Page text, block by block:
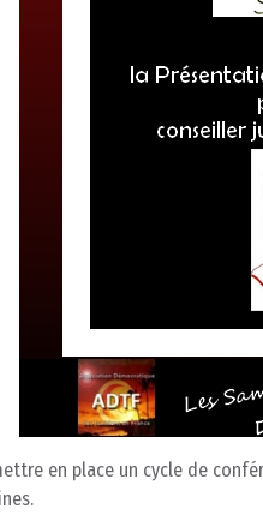
en place un cycle de